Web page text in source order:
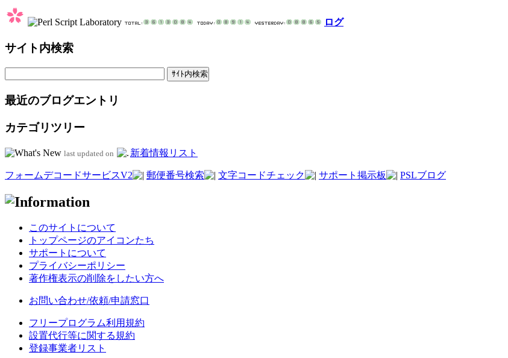
ログ
サイト内検索
最近のブログエントリ
カテゴリツリー
last updated on 新着情報リスト
フォームデコードサービスV2 郵便番号検索 文字コードチェック サポート掲示板 PSLブログ
このサイトについて
トップページのアイコンたち
サポートについて
プライバシーポリシー
著作権表示の削除をしたい方へ
お問い合わせ/依頼/申請窓口
フリープログラム利用規約
設置代行等に関する規約
登録事業者リスト